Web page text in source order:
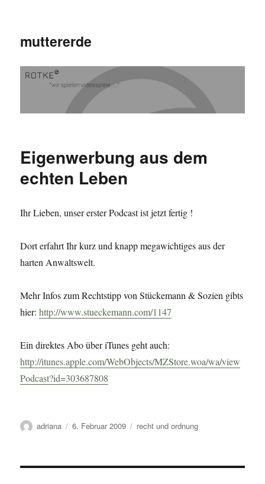
muttererde
Eigenwerbung aus dem
echten Leben
Ihr Lieben, unser erster Podcast ist jetzt fertig !
Dort erfahrt Ihr kurz und knapp megawichtiges aus der
harten Anwaltswelt.
Mehr Infos zum Rechtstipp von Stückemann & Sozien gibts
hier:http://www.stueckemann.com/1147
Ein direktes Abo über iTunes geht auch:
http://itunes.apple.com/WebObjects/MZStore.woa/wa/view
Podcast?id=303687808
Autor
adriana
Veröffentlicht
6. Februar 2009 Kategorien
recht und ordnung